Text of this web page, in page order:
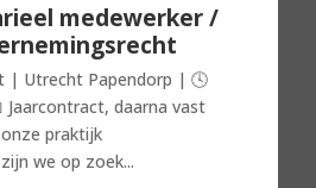
medewerker /
| Utrecht Papendorp | 🕓
daarna vast
praktijk
we op zoek...